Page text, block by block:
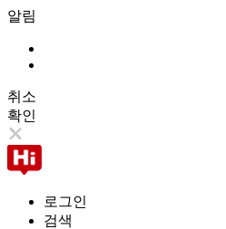
알림
취소
확인
로그인
검색